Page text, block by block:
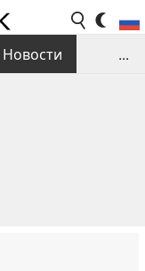
Новости
...